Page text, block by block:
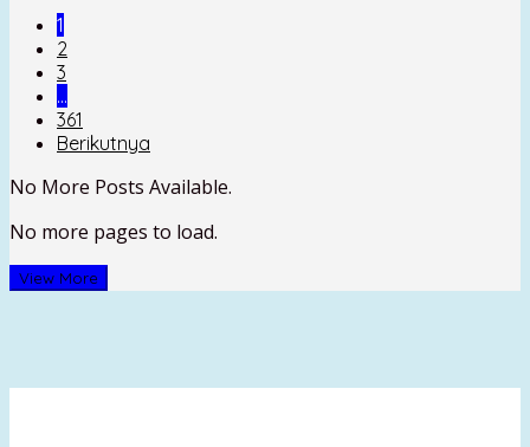
1
2
3
…
361
Berikutnya
No More Posts Available.
No more pages to load.
View More